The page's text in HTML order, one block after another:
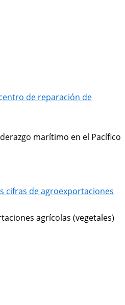
de reparación de
marítimo en el Pacífico
cifras de agroexportaciones
agrícolas (vegetales)